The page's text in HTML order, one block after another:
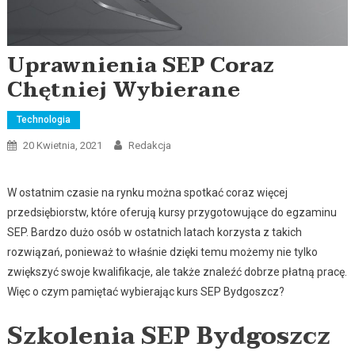
Uprawnienia SEP Coraz
Chętniej Wybierane
Technologia
20 Kwietnia, 2021 Redakcja
W ostatnim czasie na rynku można spotkać coraz więcej
przedsiębiorstw, które oferują kursy przygotowujące do egzaminu
SEP. Bardzo dużo osób w ostatnich latach korzysta z takich
rozwiązań, ponieważ to właśnie dzięki temu możemy nie tylko
zwiększyć swoje kwalifikacje, ale także znaleźć dobrze płatną pracę.
Więc o czym pamiętać wybierając kurs SEP Bydgoszcz?
Szkolenia SEP Bydgoszcz